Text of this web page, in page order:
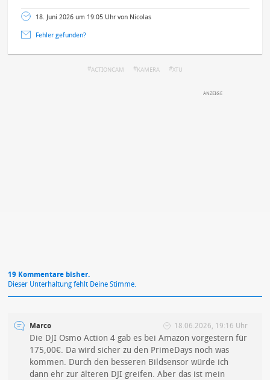
18. Juni 2026 um 19:05 Uhr von Nicolas
Fehler gefunden?
ACTIONCAM KAMERA XTU
19 Kommentare bisher.
Dieser Unterhaltung fehlt Deine Stimme.
Marco 18.06.2026, 19:16 Uhr
Die DJI Osmo Action 4 gab es bei Amazon vorgestern für
175,00€. Da wird sicher zu den PrimeDays noch was
kommen. Durch den besseren Bildsensor würde ich
dann ehr zur älteren DJI greifen. Aber das ist mein